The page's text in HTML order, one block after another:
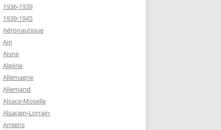
DU CLION-
1944)
1936-1939
1939-1945
Aéronautique
Ain
Aisne
Algérie
Allemagne
Allemand
Alsace-Moselle
Alsacien-Lorrain
Amiens